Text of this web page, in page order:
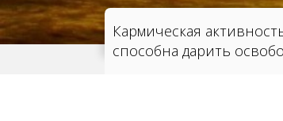
Кармическая
способна дарить